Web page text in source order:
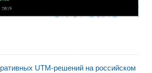
UTM-решений на российском